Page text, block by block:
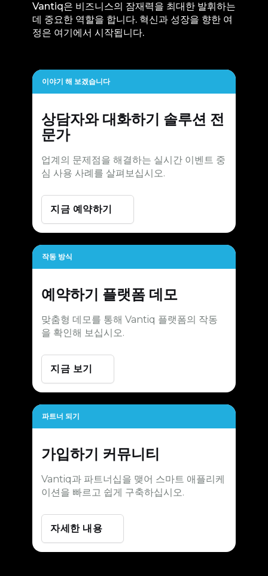
Vantiq은 비즈니스의 잠재력을 최대한 발휘하는
데 중요한 역할을 합니다. 혁신과 성장을 향한 여
정은 여기에서 시작됩니다.
이야기 해 보겠습니다
상담자와 대화하기 솔루션 전
문가
업계의 문제점을 해결하는 실시간 이벤트 중
심 사용 사례를 살펴보십시오.
지금 예약하기
작동 방식
예약하기 플랫폼 데모
맞춤형 데모를 통해 Vantiq 플랫폼의 작동
을 확인해 보십시오.
지금 보기
파트너 되기
가입하기 커뮤니티
Vantiq과 파트너십을 맺어 스마트 애플리케
이션을 빠르고 쉽게 구축하십시오.
자세한 내용